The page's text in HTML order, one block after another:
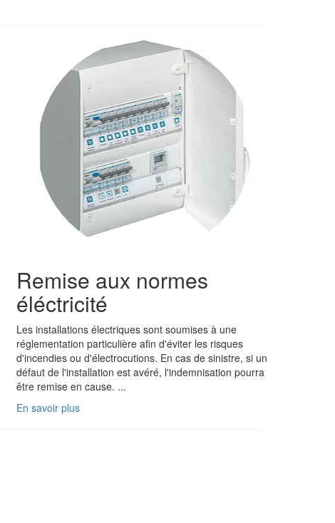
Remise aux normes
éléctricité
Les installations électriques sont soumises à une
réglementation particulière afin d'éviter les risques
d'incendies ou d'électrocutions. En cas de sinistre, si un
défaut de l'installation est avéré, l'indemnisation pourra
être remise en cause. ...
En savoir plus